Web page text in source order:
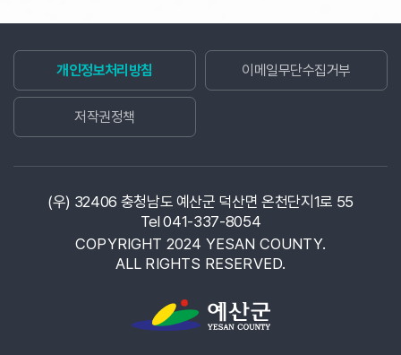
개인정보처리방침 이메일무단수집거부
저작권정책
(우) 32406 충청남도 예산군 덕산면 온천단지1로 55
Tel 041-337-8054
COPYRIGHT 2024 YESAN COUNTY.
ALL RIGHTS RESERVED.